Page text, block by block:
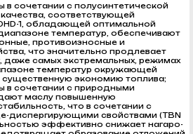
в сочетании с полусинтетической
соответствующей
1, обладающей оптимальной
температур, обеспечивают
противоизносные и
что значительно продлевает
даже самых экстремальных, режимах
температур окружающей
экономию топлива;
в сочетании с природными
маслу повышенную
что в сочетании с
диспергирующими свойствами (TBN
эффективно снижает нагаро-